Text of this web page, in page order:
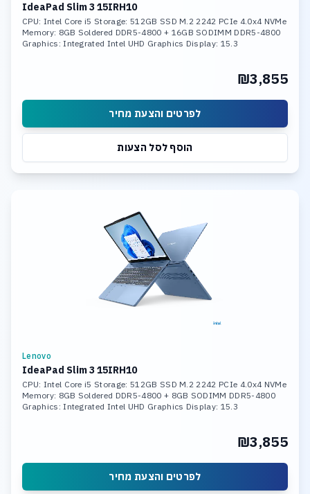
IdeaPad Slim 3 15IRH10
CPU: Intel Core i5 Storage: 512GB SSD M.2 2242 PCIe 4.0x4 NVMe
Memory: 8GB Soldered DDR5-4800 + 16GB SODIMM DDR5-4800
Graphics: Integrated Intel UHD Graphics Display: 15.3
₪3,855
לפרטים והצעת מחיר
הוסף לסל הצעות
Lenovo
IdeaPad Slim 3 15IRH10
CPU: Intel Core i5 Storage: 512GB SSD M.2 2242 PCIe 4.0x4 NVMe
Memory: 8GB Soldered DDR5-4800 + 8GB SODIMM DDR5-4800
Graphics: Integrated Intel UHD Graphics Display: 15.3
₪3,855
לפרטים והצעת מחיר